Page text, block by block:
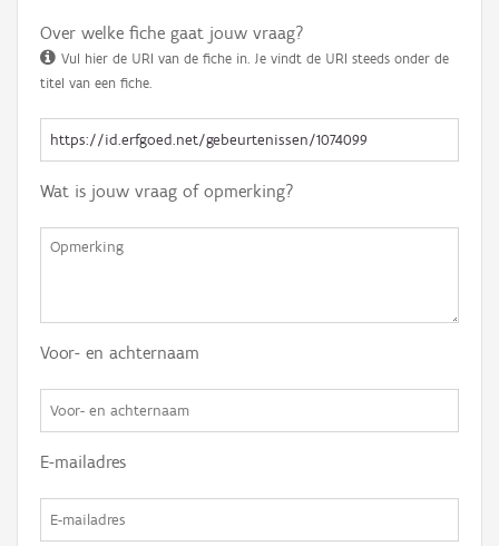
Over welke fiche gaat jouw vraag?
Vul hier de URI van de fiche in. Je vindt de URI steeds onder de
titel van een fiche.
Wat is jouw vraag of opmerking?
Voor- en achternaam
E-mailadres